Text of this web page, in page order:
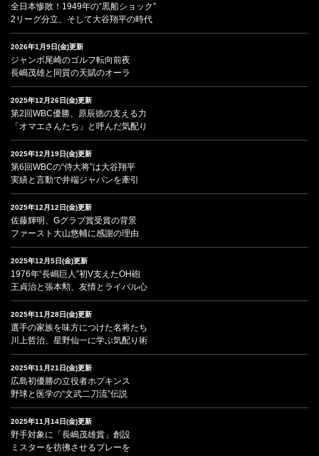
全日本惨敗！1949年の“黒船ショック”
2リーグ分立、そして大谷翔平の時代
2026年1月9日(金)更新
ジャンボ尾崎のゴルフ転向前夜
長嶋茂雄と同質の天賦のオーラ
2025年12月26日(金)更新
第2回WBC優勝、原辰徳の支える力
「オマエさんたち」と呼んだ気配り
2025年12月19日(金)更新
第6回WBCの“侍大将”は大谷翔平
実績と言動で井端ジャパンを牽引
2025年12月12日(金)更新
佐藤輝明、Gグラブ賞受賞の背景
ファースト大山悠輔に感謝の理由
2025年12月5日(金)更新
1976年“長嶋巨人”初V支えたOH砲
王貞治と張本勲、友情とライバル心
2025年11月28日(金)更新
選手の家族を味方につけた名将たち
川上哲治、星野仙一に学ぶ気配り術
2025年11月21日(金)更新
広島初優勝の立役者ホプキンス
野球と医学の“文武二刀流”伝説
2025年11月14日(金)更新
野手対象に「長嶋茂雄賞」創設
ミスターを彷彿させるプレーを